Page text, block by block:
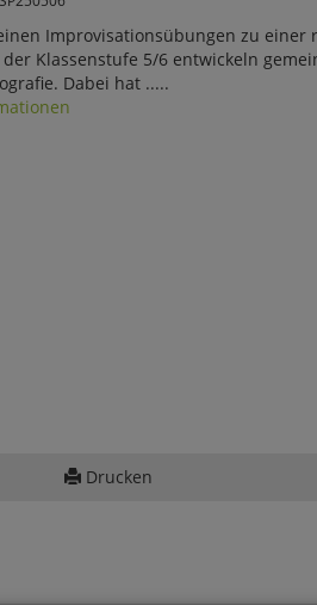
Improvisationsübungen zu
Klassenstufe 5/6 entwickeln
Dabei hat .....
Drucken